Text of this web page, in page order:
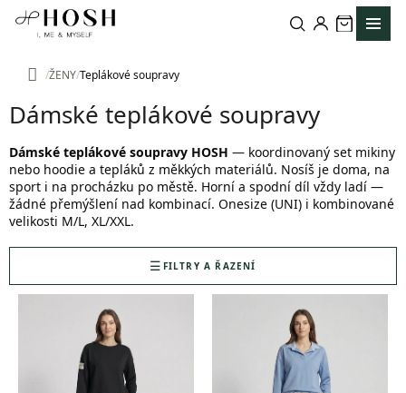
Přejít
Domů
ŽENY Teplákové soupravy
Dámské teplákové soupravy
Dámské teplákové soupravy HOSH — koordinovaný set mikiny
nebo hoodie a tepláků z měkkých materiálů. Nosíš je doma, na
sport i na procházku po městě. Horní a spodní díl vždy ladí —
žádné přemýšlení nad kombinací. Onesize (UNI) i kombinované
velikosti M/L, XL/XXL.
FILTRY A ŘAZENÍ
V